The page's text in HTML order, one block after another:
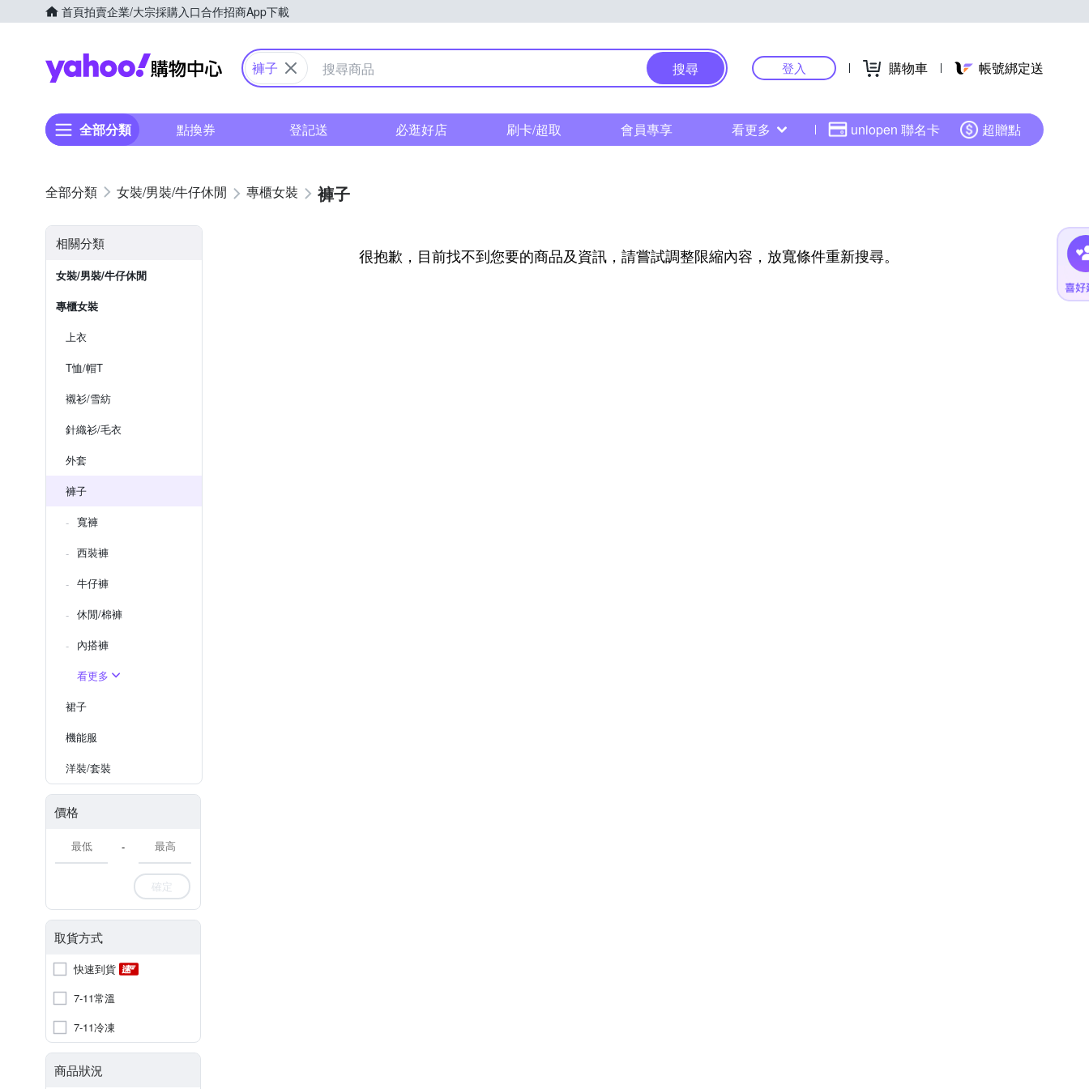
首頁拍賣企業/大宗採購入口合作招商App下載
Yahoo購物中心
褲子 搜尋 登入 購物車 帳號綁定送
全部分類 點換券 登記送 必逛好店 刷卡/超取 會員專享 看更多 uniopen 聯名卡 超贈點
女裝/男裝/牛仔休閒 專櫃女裝 褲子
相關分類
女裝/男裝/牛仔休閒
專櫃女裝
上衣
T恤/帽T
襯衫/雪紡
針織衫/毛衣
外套
褲子
寬褲
西裝褲
牛仔褲
休閒/棉褲
內搭褲
看更多
裙子
機能服
洋裝/套裝
價格
-
確定
取貨方式
快速到貨
7-11常溫
7-11冷凍
商品狀況
很抱歉，目前找不到您要的商品及資訊，請嘗試調整限縮內容，放寬條件重新搜尋。